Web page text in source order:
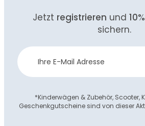
Jetzt registrieren und
sichern.
Newsletter
Anmeldung
*Kinderwägen & Zubehör, Scooter,
Geschenkgutscheine sind von dieser